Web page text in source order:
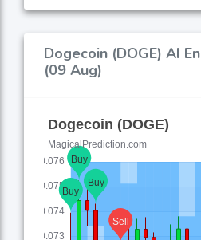
Dogecoin (DOGE) AI
(09 Aug)